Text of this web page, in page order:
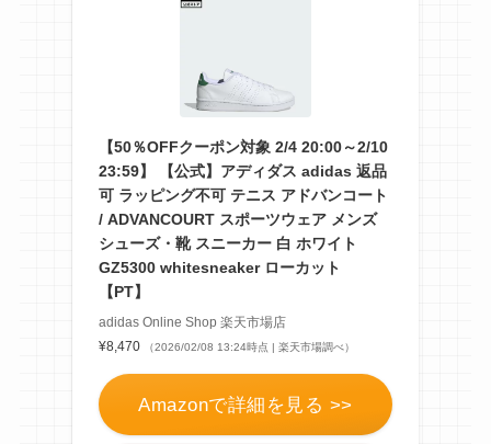
【50％OFFクーポン対象 2/4 20:00～2/10
23:59】 【公式】アディダス adidas 返品
可 ラッピング不可 テニス アドバンコート
/ ADVANCOURT スポーツウェア メンズ
シューズ・靴 スニーカー 白 ホワイト
GZ5300 whitesneaker ローカット
【PT】
adidas Online Shop 楽天市場店
¥8,470
（2026/02/08 13:24時点 | 楽天市場調べ）
Amazonで詳細を見る >>